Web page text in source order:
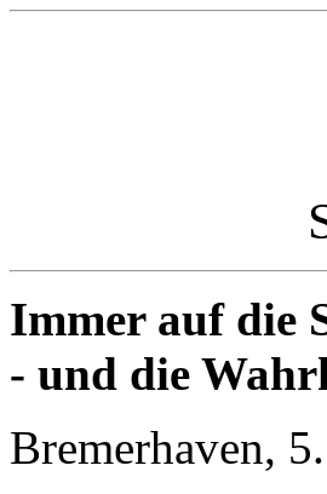
Immer auf die
- und die
Bremerhaven,